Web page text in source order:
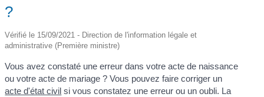
?
Vérifié le 15/09/2021 - Direction de l'information légale et
administrative (Première ministre)
Vous avez constaté une erreur dans votre acte de naissance
ou votre acte de mariage ? Vous pouvez faire corriger un
acte d'état civil si vous constatez une erreur ou un oubli. La